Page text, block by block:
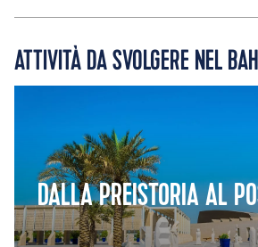
ATTIVITÀ DA SVOLGERE NEL
DALLA PREISTORIA AL